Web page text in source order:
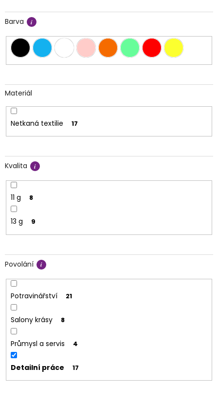
Barva
Materiál
Netkaná textilie 17
Kvalita
11 g 8
13 g 9
Povolání
Potravinářství 21
Salony krásy 8
Průmysl a servis 4
Detailní práce 17